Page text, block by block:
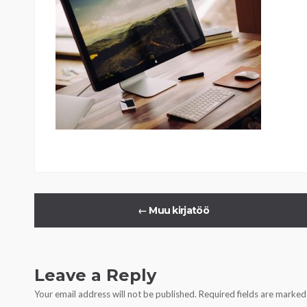
←Muu kirjatöö
Leave a Reply
Your email address will not be published. Required fields are